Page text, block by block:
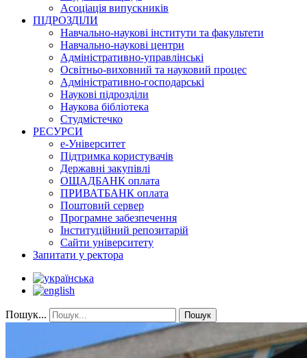
Асоціація випускників
ПІДРОЗДІЛИ
Навчально-наукові інститути та факультети
Навчально-наукові центри
Адміністративно-управлінські
Освітньо-виховний та науковий процес
Адміністративно-господарські
Наукові підрозділи
Наукова бібліотека
Студмістечко
РЕСУРСИ
е-Університет
Підтримка користувачів
Державні закупівлі
ОЩАДБАНК оплата
ПРИВАТБАНК оплата
Поштовий сервер
Програмне забезпечення
Інституційний репозитарій
Сайти університету
Запитати у ректора
Пошук... Пошук